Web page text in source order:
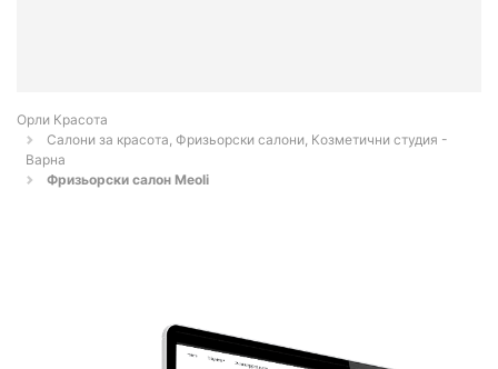
Орли Красота
Салони за красота, Фризьорски салони, Козметични студия -
Варна
Фризьорски салон Meoli